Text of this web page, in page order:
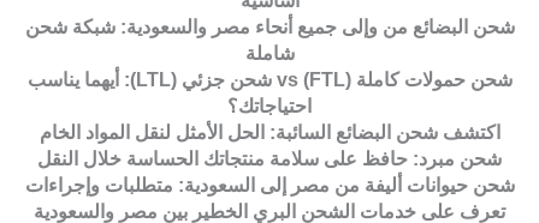
شحن البضائع من وإلى جميع أنحاء مصر والسعودية: شبكة شحن
شاملة
شحن حمولات كاملة (FTL) vs شحن جزئي (LTL): أيهما يناسب
احتياجاتك؟
اكتشف شحن البضائع السائبة: الحل الأمثل لنقل المواد الخام
شحن مبرد: حافظ على سلامة منتجاتك الحساسة خلال النقل
شحن حيوانات أليفة من مصر إلى السعودية: متطلبات وإجراءات
تعرف على خدمات الشحن البري الخطير بين مصر والسعودية